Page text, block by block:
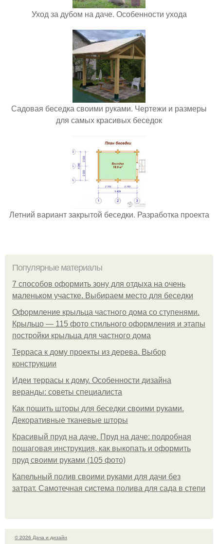
Уход за дубом на даче. Особенности ухода
Садовая беседка своими руками. Чертежи и размеры
для самых красивых беседок
Летний вариант закрытой беседки. Разработка проекта
Популярные материалы
7 способов оформить зону для отдыха на очень
маленьком участке. Выбираем место для беседки
Оформление крыльца частного дома со ступенями.
Крыльцо — 115 фото стильного оформления и этапы
постройки крыльца для частного дома
Терраса к дому проекты из дерева. Выбор
конструкции
Идеи террасы к дому. Особенности дизайна
веранды: советы специалиста
Как пошить шторы для беседки своими руками.
Декоративные тканевые шторы
Красивый пруд на даче. Пруд на даче: подробная
пошаговая инструкция, как выкопать и оформить
пруд своими руками (105 фото)
Капельный полив своими руками для дачи без
затрат. Самотечная система полива для сада в степи
© 2026 Дача и дизайн